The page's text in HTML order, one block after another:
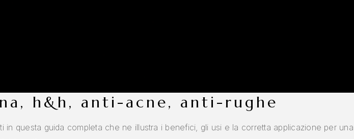
h&h, anti-acne, anti-rughe
questa guida completa che ne illustra i benefici, gli usi e la corretta applicazione per una